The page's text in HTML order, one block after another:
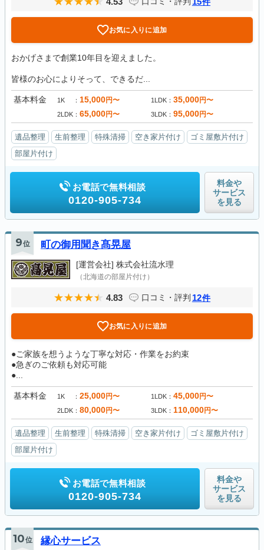
お気に入りに追加
おかげさまで創業10年目を迎えました。
皆様のお心によりそって、できるだ...
基本料金 1K 15,000円〜 1LDK 35,000円〜
2LDK 65,000円〜 3LDK 95,000円〜
遺品整理 生前整理 特殊清掃 空き家片付け
ゴミ屋敷片付け
部屋片付け
お電話で無料相談
0120-905-734
料金や
サービス
を見る
9位 町の御用聞き髙晃屋
[運営会社] 株式会社流水理
（北海道の部屋片付け）
4.83 口コミ・評判 12件
お気に入りに追加
●ご家族を想うような丁寧な対応・作業をお約束
●急ぎのご依頼も対応可能
●...
基本料金 1K 25,000円〜 1LDK 45,000円〜
2LDK 80,000円〜 3LDK 110,000円〜
遺品整理 生前整理 特殊清掃 空き家片付け
ゴミ屋敷片付け
部屋片付け
お電話で無料相談
0120-905-734
料金や
サービス
を見る
10位 縁心サービス